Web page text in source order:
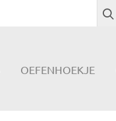
OEFENHOEKJE